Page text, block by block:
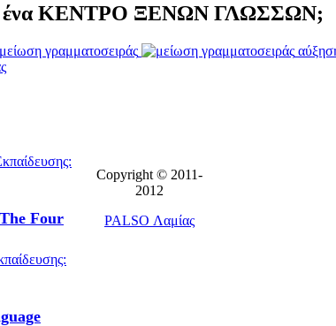
ένα ΚΕΝΤΡΟ ΞΕΝΩΝ ΓΛΩΣΣΩΝ;
μείωση γραμματοσειράς
Four
Copyright © 2011-
2012
PALSO Λαμίας